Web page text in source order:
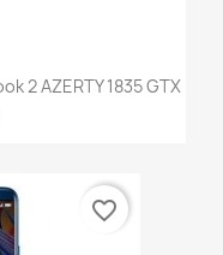
2 AZERTY 1835 GTX
favorite_border